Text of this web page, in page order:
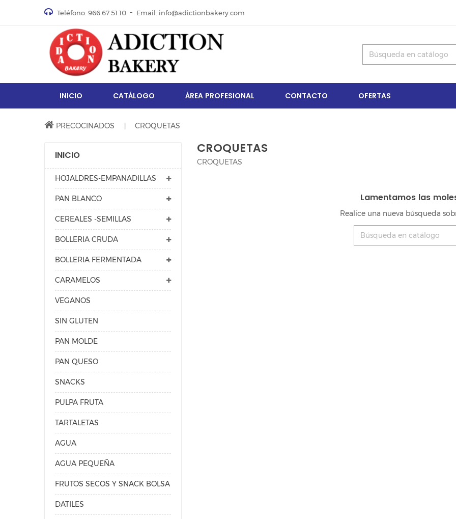
Teléfono: 966 67 51 10 Email: info@adictionbakery.com
INICIO CATÁLOGO ÁREA PROFESIONAL CONTACTO OFERTAS
PRECOCINADOS CROQUETAS
INICIO
HOJALDRES-EMPANADILLAS
PAN BLANCO
CEREALES -SEMILLAS
BOLLERIA CRUDA
BOLLERIA FERMENTADA
CARAMELOS
VEGANOS
SIN GLUTEN
PAN MOLDE
PAN QUESO
SNACKS
PULPA FRUTA
TARTALETAS
AGUA
AGUA PEQUEÑA
FRUTOS SECOS Y SNACK BOLSA
DATILES
CROQUETAS
CROQUETAS
Lamentamos las
Realice una nueva búsqueda